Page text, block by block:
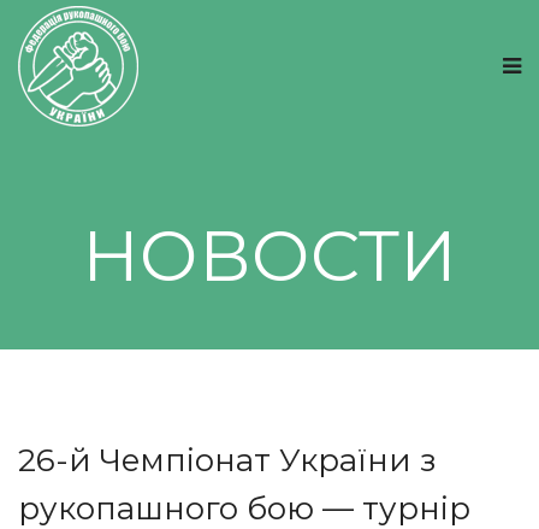
НОВОСТИ
26-й Чемпіонат України з
рукопашного бою — турнір